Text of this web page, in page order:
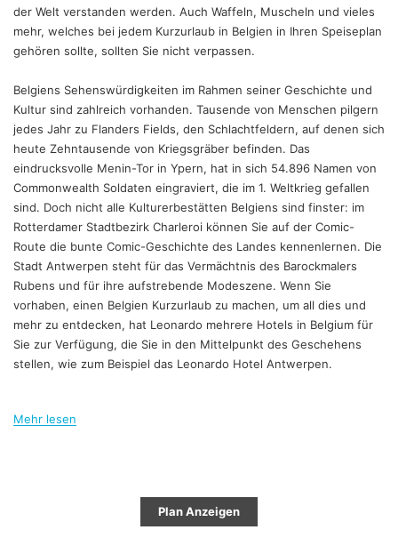
der Welt verstanden werden. Auch Waffeln, Muscheln und vieles
mehr, welches bei jedem Kurzurlaub in Belgien in Ihren Speiseplan
gehören sollte, sollten Sie nicht verpassen.
Belgiens Sehenswürdigkeiten im Rahmen seiner Geschichte und
Kultur sind zahlreich vorhanden. Tausende von Menschen pilgern
jedes Jahr zu Flanders Fields, den Schlachtfeldern, auf denen sich
heute Zehntausende von Kriegsgräber befinden. Das
eindrucksvolle Menin-Tor in Ypern, hat in sich 54.896 Namen von
Commonwealth Soldaten eingraviert, die im 1. Weltkrieg gefallen
sind. Doch nicht alle Kulturerbestätten Belgiens sind finster: im
Rotterdamer Stadtbezirk Charleroi können Sie auf der Comic-
Route die bunte Comic-Geschichte des Landes kennenlernen. Die
Stadt Antwerpen steht für das Vermächtnis des Barockmalers
Rubens und für ihre aufstrebende Modeszene. Wenn Sie
vorhaben, einen Belgien Kurzurlaub zu machen, um all dies und
mehr zu entdecken, hat Leonardo mehrere Hotels in Belgium für
Sie zur Verfügung, die Sie in den Mittelpunkt des Geschehens
stellen, wie zum Beispiel das Leonardo Hotel Antwerpen.
Mehr lesen
Plan Anzeigen